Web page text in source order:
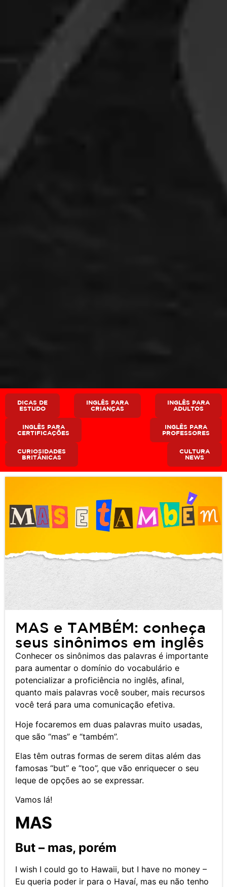
DICAS DE
ESTUDO
INGLÊS PARA
CRIANÇAS
INGLÊS PARA
ADULTOS
INGLÊS PARA
CERTIFICAÇÕES
INGLÊS PARA
PROFESSORES
CURIOSIDADES
BRITÂNICAS
CULTURA
NEWS
MAS e TAMBÉM: conheça
seus sinônimos em inglês
Conhecer os sinônimos das palavras é importante
para aumentar o domínio do vocabulário e
potencializar a proficiência no inglês, afinal,
quanto mais palavras você souber, mais recursos
você terá para uma comunicação efetiva.
Hoje focaremos em duas palavras muito usadas,
que são “mas” e “também”.
Elas têm outras formas de serem ditas além das
famosas “but” e “too”, que vão enriquecer o seu
leque de opções ao se expressar.
Vamos lá!
MAS
But – mas, porém
I wish I could go to Hawaii, but I have no money –
Eu queria poder ir para o Havaí, mas eu não tenho